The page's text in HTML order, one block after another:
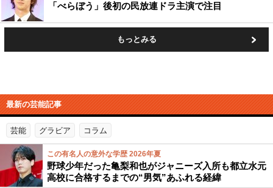
「べらぼう」後初の民放連ドラ主演で注目
もっとみる
最新の芸能記事
芸能 グラビア コラム
この有名人の意外な学歴 2026年夏
野球少年だった亀梨和也がジャニーズ入所も都立水元
高校に合格するまでの“男気”あふれる経緯